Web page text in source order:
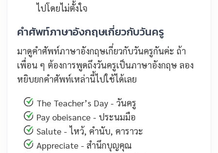
ไปโดยไม่ตั้งใจ
คำศัพท์ภาษาอังกฤษเกี่ยวกับวันครู
มาดูคำศัพท์ภาษาอังกฤษเกี่ยวกับวันครูกันค่ะ ถ้า
เพื่อน ๆ ต้องการพูดถึงวันครูเป็นภาษาอังกฤษ ลอง
หยิบยกคำศัพท์เหล่านี้ไปใช้ได้เลย
The Teacher’s Day - วันครู
Pay obeisance - ประนมมือ
Salute - ไหว้, คำนับ, คาราวะ
Appreciate - สำนึกบุญคุณ